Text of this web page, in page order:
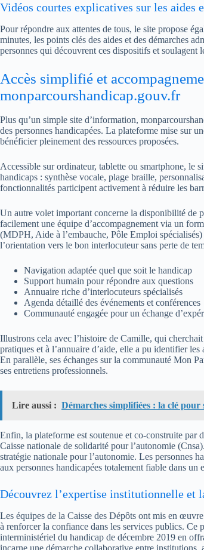
Vidéos courtes explicatives sur les aides
Pour répondre aux attentes de tous, le site propose
minutes, les points clés des aides et des démarches
personnes qui découvrent ces dispositifs et soulagent
Accès simplifié et
monparcourshandicap.gouv.fr
Plus qu’un simple site d’information,
des personnes handicapées. La plateforme mise sur
bénéficier pleinement des ressources proposées.
Accessible sur ordinateur, tablette ou smartphone, le
handicaps : synthèse vocale, plage braille,
fonctionnalités participent activement à réduire les
Un autre volet important concerne la disponibilité de
facilement une équipe d’accompagnement via un
(MDPH, Aide à l’embauche, Pôle Emploi
l’orientation vers le bon interlocuteur sans perte de
Navigation adaptée quel que soit le handicap
Support humain pour répondre aux questions
Annuaire riche d’interlocuteurs spécialisés
Agenda détaillé des événements et conférences
Communauté engagée pour un échange
Illustrons cela avec l’histoire de Camille, qui
pratiques et à l’annuaire d’aide, elle a pu identifier
En parallèle, ses échanges sur la communauté Mon
ses entretiens professionnels.
Lire aussi : Démarches simplifiées : la clé
Enfin, la plateforme est soutenue et co-construite par
Caisse nationale de solidarité pour l’autonomie
stratégie nationale pour l’autonomie. Les personnes
aux personnes handicapées totalement fiable dans un
Découvrez l’expertise institutionnelle et
Les équipes de la Caisse des Dépôts ont mis en
à renforcer la confiance dans les services publics.
interministériel du handicap de décembre 2019 en
incarne une démarche collaborative entre institutions,